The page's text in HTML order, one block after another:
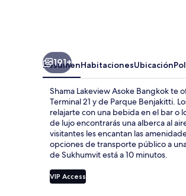
191+
ResumenHabitacionesUbicación
Shama Lakeview Asoke Bangkok te
Terminal 21 y de Parque Benjakitti.
relajarte con una bebida en el bar o
de lujo encontrarás una alberca al
visitantes les encantan las
opciones de transporte público a
de Sukhumvit está a 10 minutos.
VIP Access